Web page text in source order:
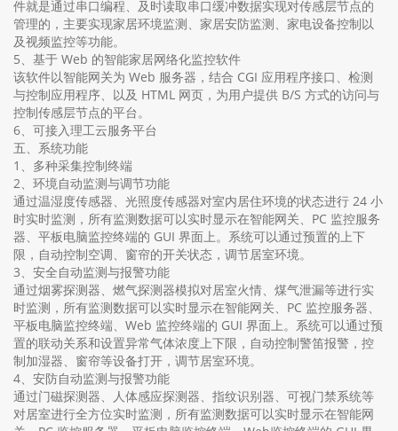
件就是通过串口编程、及时读取串口缓冲数据实现对传感层节点的
管理的，主要实现家居环境监测、家居安防监测、家电设备控制以
及视频监控等功能。
5、基于 Web 的智能家居网络化监控软件
该软件以智能网关为 Web 服务器，结合 CGI 应用程序接口、检测
与控制应用程序、以及 HTML 网页，为用户提供 B/S 方式的访问与
控制传感层节点的平台。
6、可接入理工云服务平台
五、系统功能
1、多种采集控制终端
2、环境自动监测与调节功能
通过温湿度传感器、光照度传感器对室内居住环境的状态进行 24 小
时实时监测，所有监测数据可以实时显示在智能网关、PC 监控服务
器、平板电脑监控终端的 GUI 界面上。系统可以通过预置的上下
限，自动控制空调、窗帘的开关状态，调节居室环境。
3、安全自动监测与报警功能
通过烟雾探测器、燃气探测器模拟对居室火情、煤气泄漏等进行实
时监测，所有监测数据可以实时显示在智能网关、PC 监控服务器、
平板电脑监控终端、Web 监控终端的 GUI 界面上。系统可以通过预
置的联动关系和设置异常气体浓度上下限，自动控制警笛报警，控
制加湿器、窗帘等设备打开，调节居室环境。
4、安防自动监测与报警功能
通过门磁探测器、人体感应探测器、指纹识别器、可视门禁系统等
对居室进行全方位实时监测，所有监测数据可以实时显示在智能网